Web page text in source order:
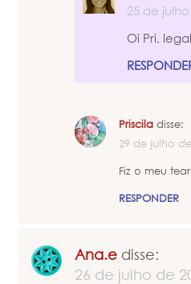
25 de
Oi Pri,
Priscila disse:
29 de julho de
Fiz o meu
RESPONDER
Ana.e disse:
26 de julho de